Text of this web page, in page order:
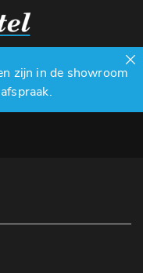
zijn in de showroom